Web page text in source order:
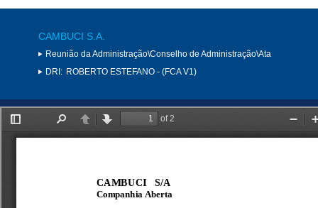
CAMBUCI S.A.
Reunião da Administração\Conselho de Administração\Ata
DRI: ROBERTO ESTEFANO - (FCA V1)